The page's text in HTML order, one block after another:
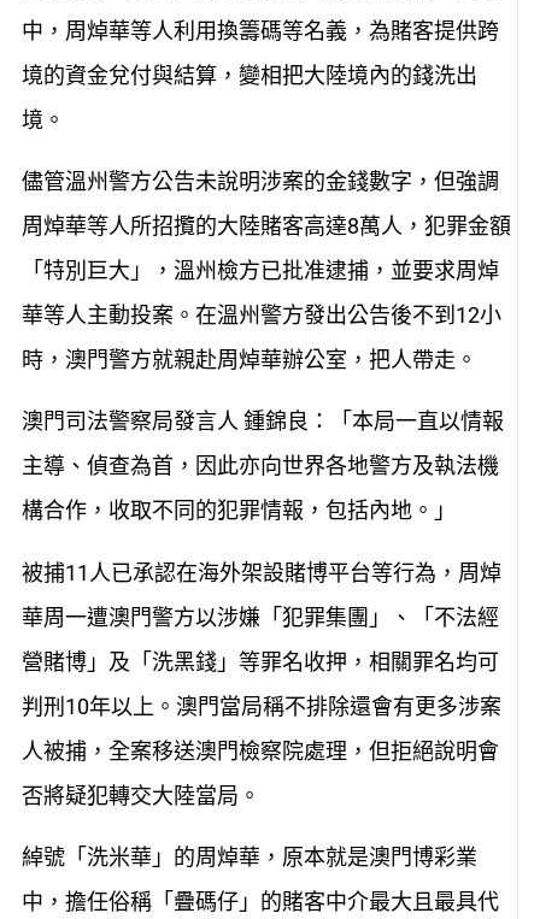
中，周焯華等人利用換籌碼等名義，為賭客提供跨
境的資金兌付與結算，變相把大陸境內的錢洗出
境。
儘管溫州警方公告未說明涉案的金錢數字，但強調
周焯華等人所招攬的大陸賭客高達8萬人，犯罪金額
「特別巨大」，溫州檢方已批准逮捕，並要求周焯
華等人主動投案。在溫州警方發出公告後不到12小
時，澳門警方就親赴周焯華辦公室，把人帶走。
澳門司法警察局發言人 鍾錦良：「本局一直以情報
主導、偵查為首，因此亦向世界各地警方及執法機
構合作，收取不同的犯罪情報，包括內地。」
被捕11人已承認在海外架設賭博平台等行為，周焯
華周一遭澳門警方以涉嫌「犯罪集團」、「不法經
營賭博」及「洗黑錢」等罪名收押，相關罪名均可
判刑10年以上。澳門當局稱不排除還會有更多涉案
人被捕，全案移送澳門檢察院處理，但拒絕說明會
否將疑犯轉交大陸當局。
綽號「洗米華」的周焯華，原本就是澳門博彩業
中，擔任俗稱「疊碼仔」的賭客中介最大且最具代